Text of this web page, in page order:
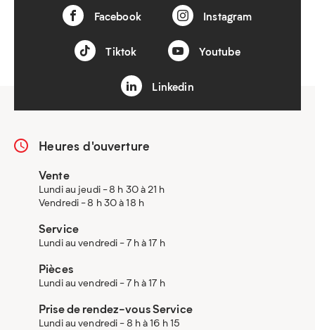
Facebook Instagram
Tiktok Youtube
Linkedin
Heures d'ouverture
Vente
Lundi au jeudi - 8 h 30 à 21 h
Vendredi - 8 h 30 à 18 h
Service
Lundi au vendredi - 7 h à 17 h
Pièces
Lundi au vendredi - 7 h à 17 h
Prise de rendez-vous Service
Lundi au vendredi - 8 h à 16 h 15